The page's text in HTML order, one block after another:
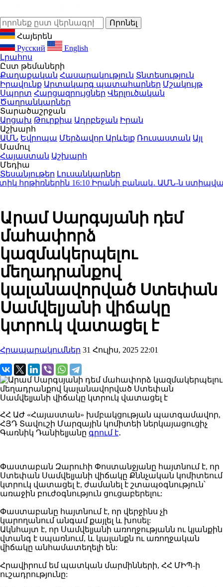
Հայերեն
Русский
English
Լրահոս
Ըստ թեմաների
Քաղաքական Հասարակություն Տնտեսություն
Իրավունք Արտակարգ պատահարներ Մշակույթ
Սպորտ Հարցազրույցներ Վերլուծական
Ծաղրանկարներ
Տարածաշրջան
Արցախ Թուրքիա Ադրբեջան Իրան
Աշխարհ
ԱՄՆ Եվրոպա Մերձավոր Արևելք Ռուսաստան Այլ
Մամուլ
Հայաստան Աշխարհ
Մեդիա
Տեսանյութեր Լուսանկարներ
հրթիռներին16:10Իրանի բանակ․ ԱՄՆ-ն ստիպված
Արամ Սարգսյանի դեմ
մահափորձ
կազմակերպելու
մեղադրանքով
կալանավորված Ստեփան
Սամվելյանի վիճակը
կտրուկ վատացել է
Հրապարակումներ 31 Հուլիս, 2025 22:01
ՀՀ ԱԺ «Հայաստան» խմբակցության պատգամավոր,
ՀՅԴ Տավուշի Մարզային կոմիտեի ներկայացուցիչ
Գառնիկ Դանիելյանը գրում է․
Փաստաբան Զարուհի Փոստանջյանը հայտնում է, որ
Ստեփան Սամվելյանի վիճակը Քննչական կոմիտեում
կտրուկ վատացել է, ժամանել է շտապօգնություն՝
առաջին բուժօգնություն ցուցաբերելու:
Փաստաբանը հայտնում է, որ վերջինս չի
կարողանում անգամ քայլել և խոսել:
Ակնհայտ է, որ Սամվելյանի առողջությանն ու կյանքին
վտանգ է սպառնում, և կալանքն ու առողջական
վիճակը անհամատեղելի են:
Հրավիրում եմ պատկան մարմինների, ՀՀ ՄԻՊ-ի
ուշադրությունը: